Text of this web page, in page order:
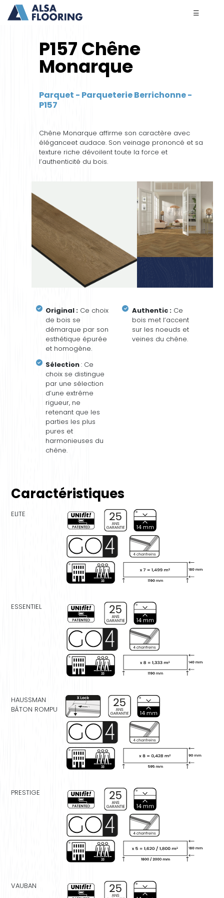
☰
P157 Chêne
Monarque
Parquet - Parqueterie Berrichonne -
P157
Chêne Monarque affirme son caractère avec
éléganceet audace. Son veinage prononcé et sa
texture riche dévoilent toute la force et
l’authenticité du bois.
Original : Ce choix
de bois se
démarque par son
esthétique épurée
et homogène.
Authentic :Ce
bois met l’accent
sur les noeuds et
veines du chêne.
Sélection: Ce
choix se distingue
par une sélection
d’une extrême
rigueur, ne
retenant que les
parties les plus
pures et
harmonieuses du
chêne.
Caractéristiques
ELITE
ESSENTIEL
HAUSSMAN
BÂTON ROMPU
PRESTIGE
VAUBAN